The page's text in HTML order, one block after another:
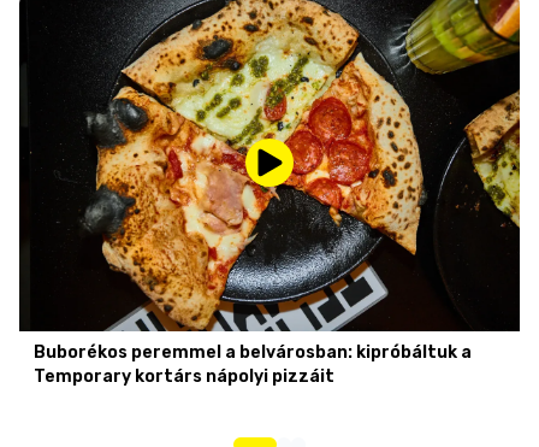
Buborékos peremmel a belvárosban: kipróbáltuk a
Temporary kortárs nápolyi pizzáit